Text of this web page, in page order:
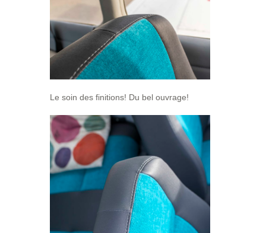
Le soin des finitions! Du bel ouvrage!